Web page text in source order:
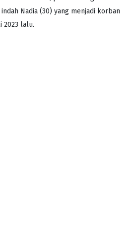
Nadia (30) yang menjadi korban
2023 lalu.